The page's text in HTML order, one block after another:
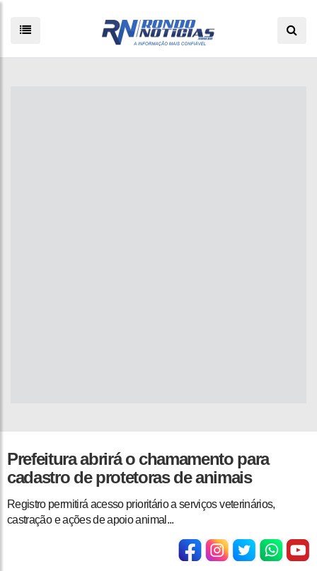
Prefeitura abrirá o chamamento para
cadastro de protetoras de animais
Registro permitirá acesso prioritário a serviços veterinários,
castração e ações de apoio animal...